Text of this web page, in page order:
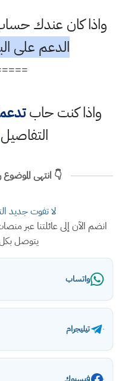
واذا كان عندك
الدعم على
واذا كنت حاب
👇 انتهى
لا تفوت جديد
انضم الآن إلى عائلتنا عبر
يتوصل
واتساب
تيليجرام